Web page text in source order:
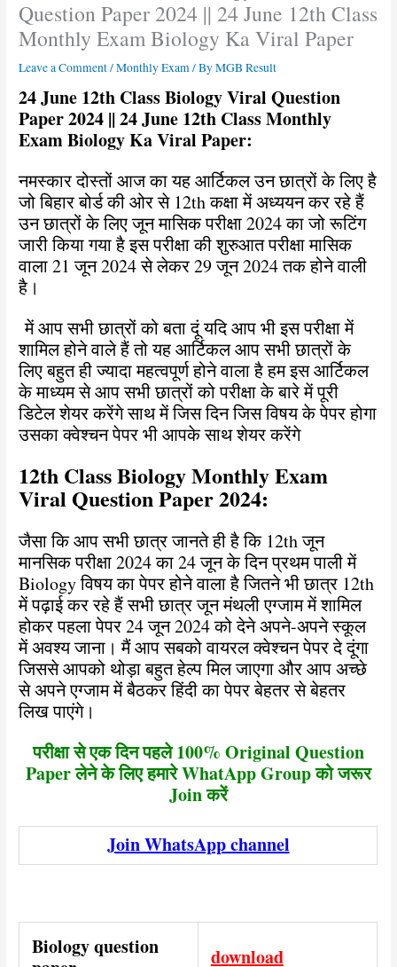
Question Paper 2024 || 24 June 12th Class
Monthly Exam Biology Ka Viral Paper
Leave a Comment/Monthly Exam / ByMGB Result
24 June 12th Class Biology Viral Question
Paper 2024 || 24 June 12th Class Monthly
Exam Biology Ka Viral Paper:
नमस्कार दोस्तों आज का यह आर्टिकल उन छात्रों के लिए है
जो बिहार बोर्ड की ओर से 12th कक्षा में अध्ययन कर रहे हैं
उन छात्रों के लिए जून मासिक परीक्षा 2024 का जो रूटिंग
जारी किया गया है इस परीक्षा की शुरुआत परीक्षा मासिक
वाला 21 जून 2024 से लेकर 29 जून 2024 तक होने वाली
है।
में आप सभी छात्रों को बता दूं यदि आप भी इस परीक्षा में
शामिल होने वाले हैं तो यह आर्टिकल आप सभी छात्रों के
लिए बहुत ही ज्यादा महत्वपूर्ण होने वाला है हम इस आर्टिकल
के माध्यम से आप सभी छात्रों को परीक्षा के बारे में पूरी
डिटेल शेयर करेंगे साथ में जिस दिन जिस विषय के पेपर होगा
उसका क्वेश्चन पेपर भी आपके साथ शेयर करेंगे
12th Class Biology Monthly Exam
Viral Question Paper 2024:
जैसा कि आप सभी छात्र जानते ही है कि 12th जून
मानसिक परीक्षा 2024 का 24 जून के दिन प्रथम पाली में
Biology विषय का पेपर होने वाला है जितने भी छात्र 12th
में पढ़ाई कर रहे हैं सभी छात्र जून मंथली एग्जाम में शामिल
होकर पहला पेपर 24 जून 2024 को देने अपने-अपने स्कूल
में अवश्य जाना। मैं आप सबको वायरल क्वेश्चन पेपर दे दूंगा
जिससे आपको थोड़ा बहुत हेल्प मिल जाएगा और आप अच्छे
से अपने एग्जाम में बैठकर हिंदी का पेपर बेहतर से बेहतर
लिख पाएंगे।
परीक्षा से एक दिन पहले 100% Original Question
Paper लेने के लिए हमारे WhatApp Group को जरूर
Join करें
Join WhatsApp channel
Biology question
download